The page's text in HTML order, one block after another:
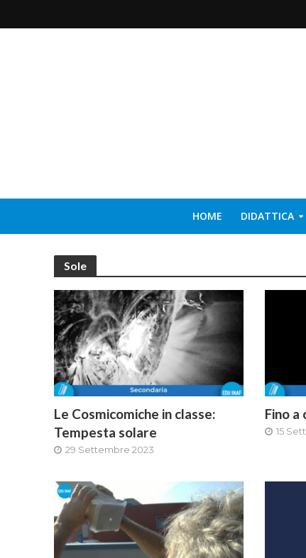
HOME DIDATTICA
Sole
Le Cosmicomiche in classe:
Tempesta solare
29 Settembre 2023
Fino a
15